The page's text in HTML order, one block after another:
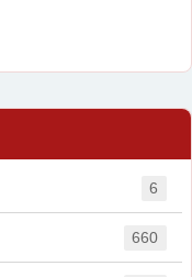
6
660